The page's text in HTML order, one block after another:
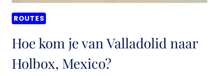
ROUTES
Hoe kom je van Valladolid naar
Holbox, Mexico?